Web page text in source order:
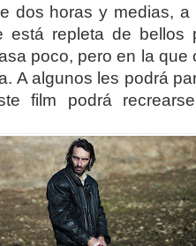
dos horas y medias,
está repleta de bellos
poco, pero en la que
A algunos les podrá
film podrá